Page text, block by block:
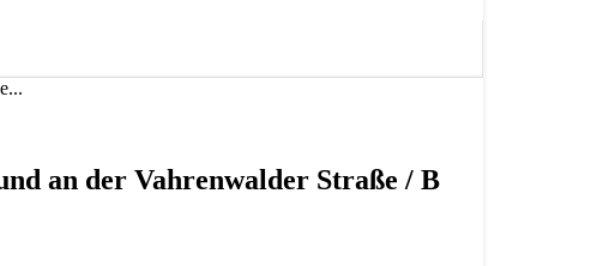
an der Vahrenwalder Straße / B